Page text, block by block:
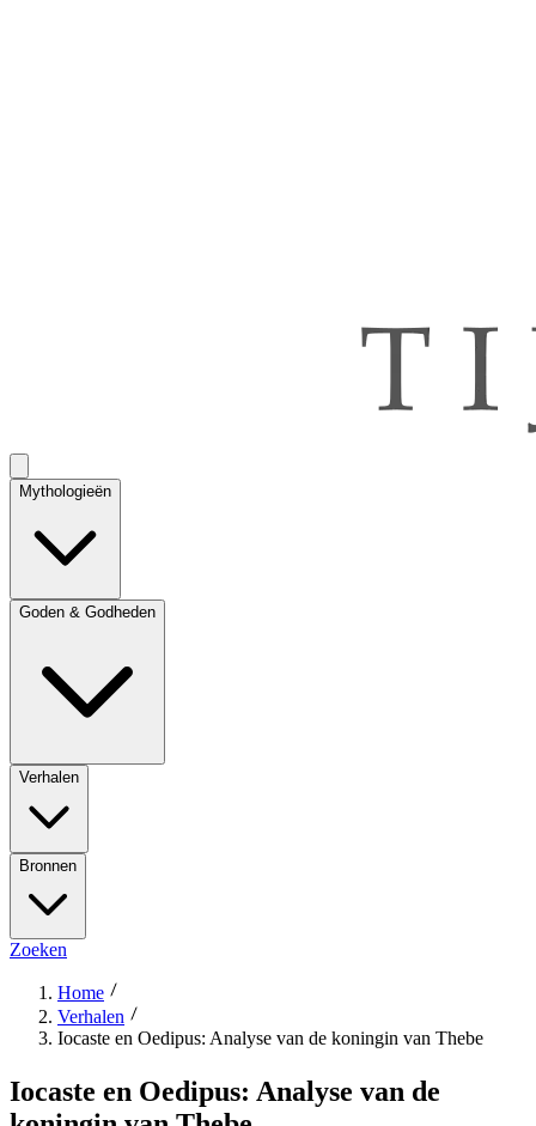
Mythologieën
Goden & Godheden
Verhalen
Bronnen
Zoeken
Home
Verhalen
Iocaste en Oedipus: Analyse van de koningin van Thebe
Iocaste en Oedipus: Analyse van de